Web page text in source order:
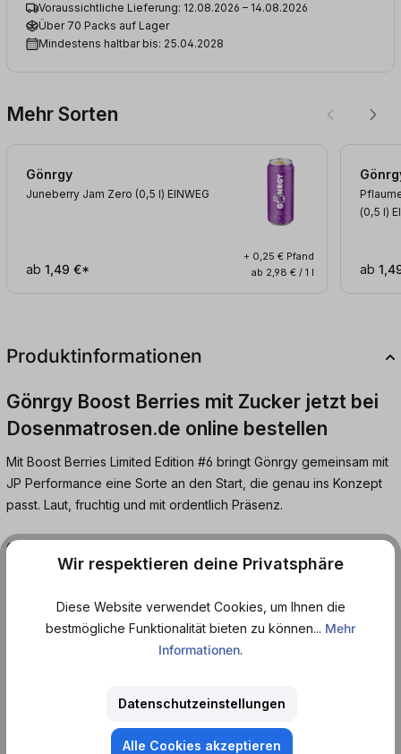
Voraussichtliche Lieferung: 12.08.2026 – 14.08.2026
Über 70 Packs auf Lager
Mindestens haltbar bis: 25.04.2028
Mehr Sorten
Gönrgy
Juneberry Jam Zero (0,5 l) EINWEG
ab 1,49 €*
+ 0,25 € Pfand
ab 2,98 € / 1 l
(0,5 l)
ab
Produktinformationen
Gönrgy Boost Berries mit Zucker jetzt bei
Dosenmatrosen.de online bestellen
Mit Boost Berries Limited Edition #6 bringt Gönrgy gemeinsam mit
JP Performance eine Sorte an den Start, die genau ins Konzept
passt. Laut, fruchtig und mit ordentlich Präsenz.
Geschmacklich treffen saftige Beeren auf eine spürbare
Ananasnote. Die Beeren liefern die süße, während die Ananas
einen Energy Drink, der intensiv wirkt, aber nicht künstlich
überdreht.
sorgt für ein sattes, süßes Gesamtbild. Das ist keine dezente
Limited Edition in Zusammenarbeit mit JP Performance handelt, ist
Wir respektieren deine Privatsphäre
Diese Website verwendet Cookies, um Ihnen die
bestmögliche Funktionalität bieten zu können... Mehr
Informationen.
Datenschutzeinstellungen
Alle Cookies akzeptieren